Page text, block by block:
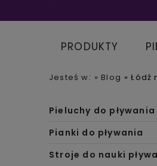
PRODUKTY
Jesteś w: » Blog » Łódź
Pieluchy do pływania
Pianki do pływania
Stroje do nauki